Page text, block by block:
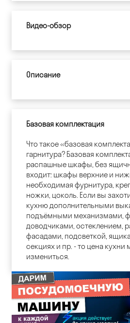
Видео-обзор
Описание
Базовая комплектация
Что такое «базовая
гарнитура? Базовая
распашные шкафы, без
входит: шкафы верхние и
необходимая фурнитура,
ножки, цоколь. Если вы
кухню дополнительными
подъёмными механизмами,
доводчиками, остеклением,
фасадами, подсветкой,
секциях и пр. - то цена кухни
измениться.